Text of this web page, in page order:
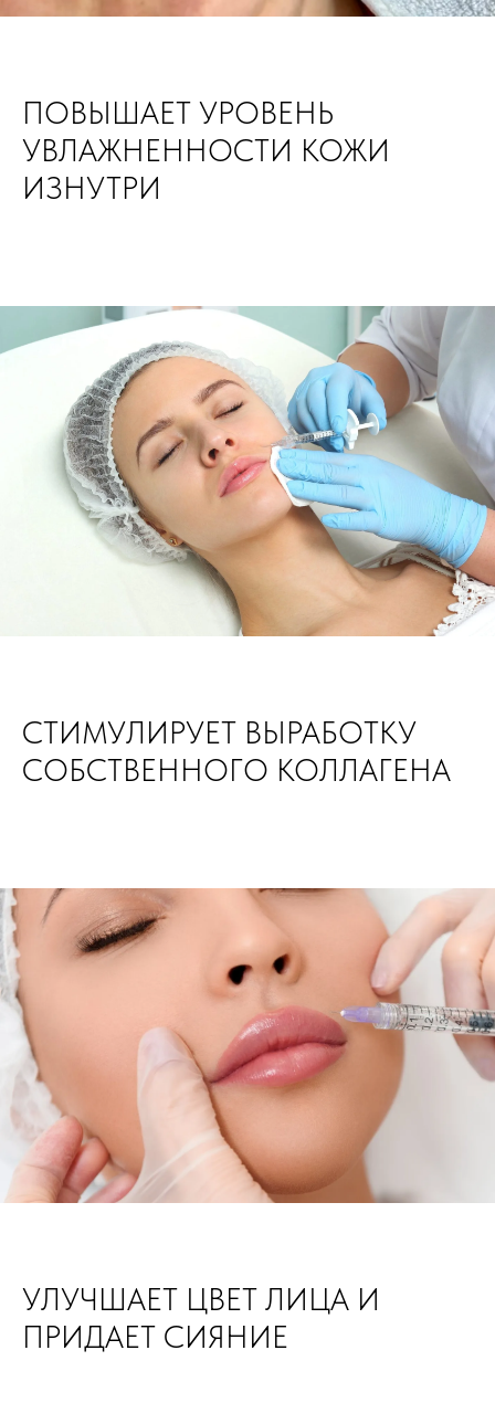
ПОВЫШАЕТ УРОВЕНЬ
УВЛАЖНЕННОСТИ КОЖИ
ИЗНУТРИ
СТИМУЛИРУЕТ ВЫРАБОТКУ
СОБСТВЕННОГО КОЛЛАГЕНА
УЛУЧШАЕТ ЦВЕТ ЛИЦА И
ПРИДАЕТ СИЯНИЕ